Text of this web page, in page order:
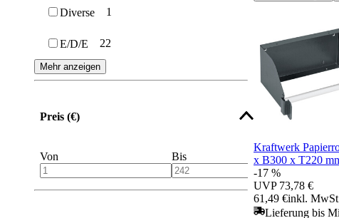
Diverse 1
E/D/E 22
Mehr anzeigen
Preis (€)
Von Bis
Kraftwerk
x B300 x T220
-17 %
UVP 73,78 €
61,49 €inkl.
Lieferung bis